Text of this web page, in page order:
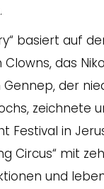
basiert auf
das
Gennep, der
zeichnete
Festival in
Circus“ mit
und